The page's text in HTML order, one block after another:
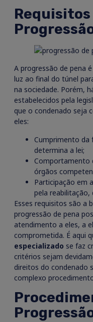
A progressão de pena
luz ao final do túnel
na sociedade. Porém,
estabelecidos pela
que o condenado seja
eles:
Cumprimento da
determina a lei;
Comportamento
órgãos
Participação em
pela reabilitação,
Esses requisitos são a
progressão de pena
atendimento a eles, a
comprometida. É aqui
especializado se faz
critérios sejam
direitos do condenado
complexo